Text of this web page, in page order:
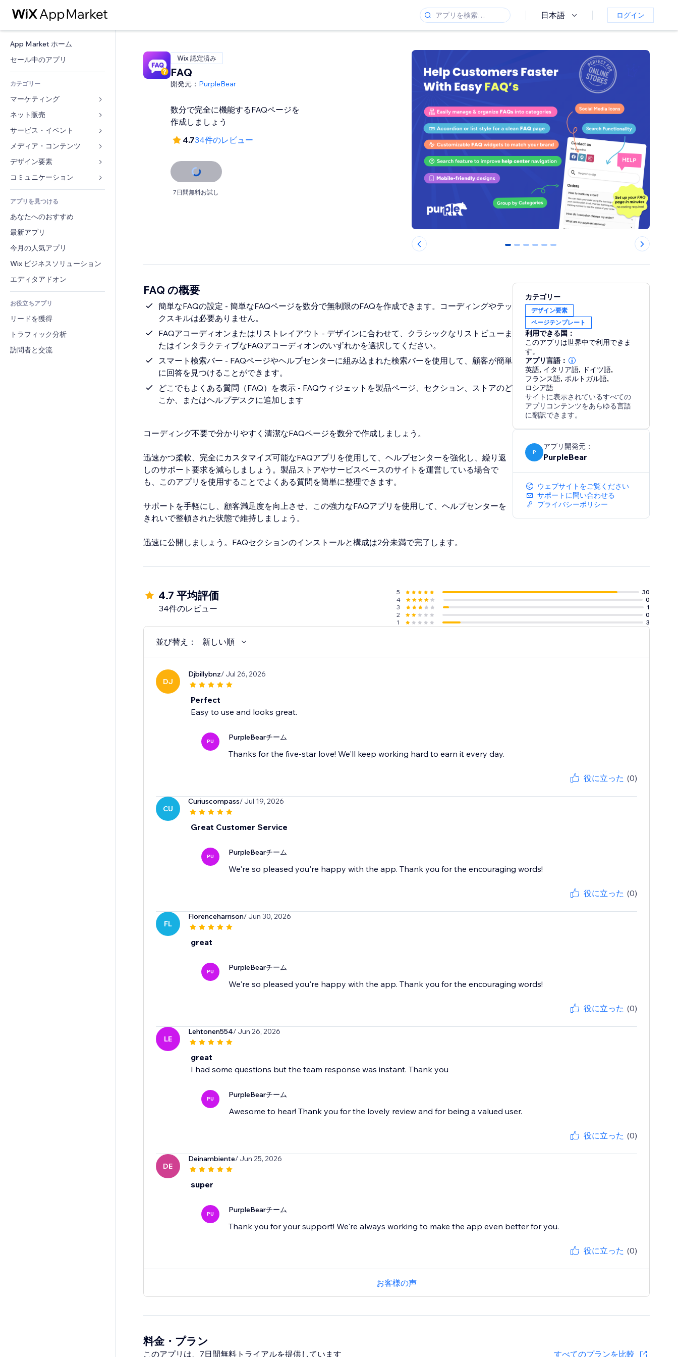
日本語 ログイン
App Market ホーム
セール中のアプリ
カテゴリー
マーケティング
広告
モバイル
アクセス解析
リスティング広告
メール
コンバージョン
ネット販売
ストア用アプリ
発送・配達
販売ボタン
会計
クーポン・特典
倉庫管理ソリューション
ドロップシッピング
食品・飲料
サービス・イベント
ホテル
イベント
レストラン
不動産
ブッキング
メディア・コンテンツ
ギャラリー
音楽
ポッドキャスト
写真
動画
PDF
ファイル共有
ニュース
デザイン要素
マップ・ナビ
プライバシー・セキュリティ
時計
ページテンプレート
画像効果
ボタン・メニュー
バナー・バッジ
電卓
検索
天気
チャート・テーブル
フォーム
ブログ
投票
チャット
コメント
電話
コミュニティィ
レビュー・お客さまの声
CRM
アプリを見つける
あなたへのおすすめ
最新アプリ
今月の人気アプリ
Wix ビジネスソリューション
エディタアドオン
お役立ちアプリ
リードを獲得
トラフィック分析
訪問者と交流
Wix 認定済み
FAQ
開発元： PurpleBear
数分で完全に機能するFAQページを
作成しましょう
4.734件のレビュー
7日間無料お試し
0 1 2 3 4 5
FAQ の概要
簡単なFAQの設定 - 簡単なFAQページを数分で無制限のFAQを作成できます。コーディングやテッ
クスキルは必要ありません。
FAQアコーディオンまたはリストレイアウト - デザインに合わせて、クラシックなリストビューま
たはインタラクティブなFAQアコーディオンのいずれかを選択してください。
スマート検索バー - FAQページやヘルプセンターに組み込まれた検索バーを使用して、顧客が簡単
に回答を見つけることができます。
どこでもよくある質問（FAQ）を表示 - FAQウィジェットを製品ページ、セクション、ストアのど
こか、またはヘルプデスクに追加します
コーディング不要で分かりやすく清潔なFAQページを数分で作成しましょう。
迅速かつ柔軟、完全にカスタマイズ可能なFAQアプリを使用して、ヘルプセンターを強化し、繰り返
しのサポート要求を減らしましょう。製品ストアやサービスベースのサイトを運営している場合で
も、このアプリを使用することでよくある質問を簡単に整理できます。
サポートを手軽にし、顧客満足度を向上させ、この強力なFAQアプリを使用して、ヘルプセンターを
きれいで整頓された状態で維持しましょう。
迅速に公開しましょう。FAQセクションのインストールと構成は2分未満で完了します。
カテゴリー
デザイン要素
ページテンプレート
利用できる国：
このアプリは世界中で利用できま
す。
アプリ言語：
英語, イタリア語, ドイツ語,
フランス語, ポルトガル語,
ロシア語
サイトに表示されているすべての
アプリコンテンツをあらゆる言語
に翻訳できます。
P
アプリ開発元：
PurpleBear
ウェブサイトをご覧ください
サポートに問い合わせる
プライバシーポリシー
4.7 平均評価
34件のレビュー
5
30
4
0
3
1
2
0
1
3
並び替え： 新しい順
DJ
Djbillybnz/ Jul 26, 2026
Perfect
Easy to use and looks great.
PU PurpleBearチーム
Thanks for the five-star love! We'll keep working hard to earn it every day.
役に立った (0)
CU
Curiuscompass/ Jul 19, 2026
Great Customer Service
PU PurpleBearチーム
We're so pleased you're happy with the app. Thank you for the encouraging words!
役に立った (0)
FL
Florenceharrison/ Jun 30, 2026
great
PU PurpleBearチーム
We're so pleased you're happy with the app. Thank you for the encouraging words!
役に立った (0)
LE
Lehtonen554/ Jun 26, 2026
great
I had some questions but the team response was instant. Thank you
PU PurpleBearチーム
Awesome to hear! Thank you for the lovely review and for being a valued user.
役に立った (0)
DE
Deinambiente/ Jun 25, 2026
super
PU PurpleBearチーム
Thank you for your support! We're always working to make the app even better for you.
役に立った (0)
お客様の声
料金・プラン
このアプリは、7日間無料トライアルを提供しています すべてのプランを比較